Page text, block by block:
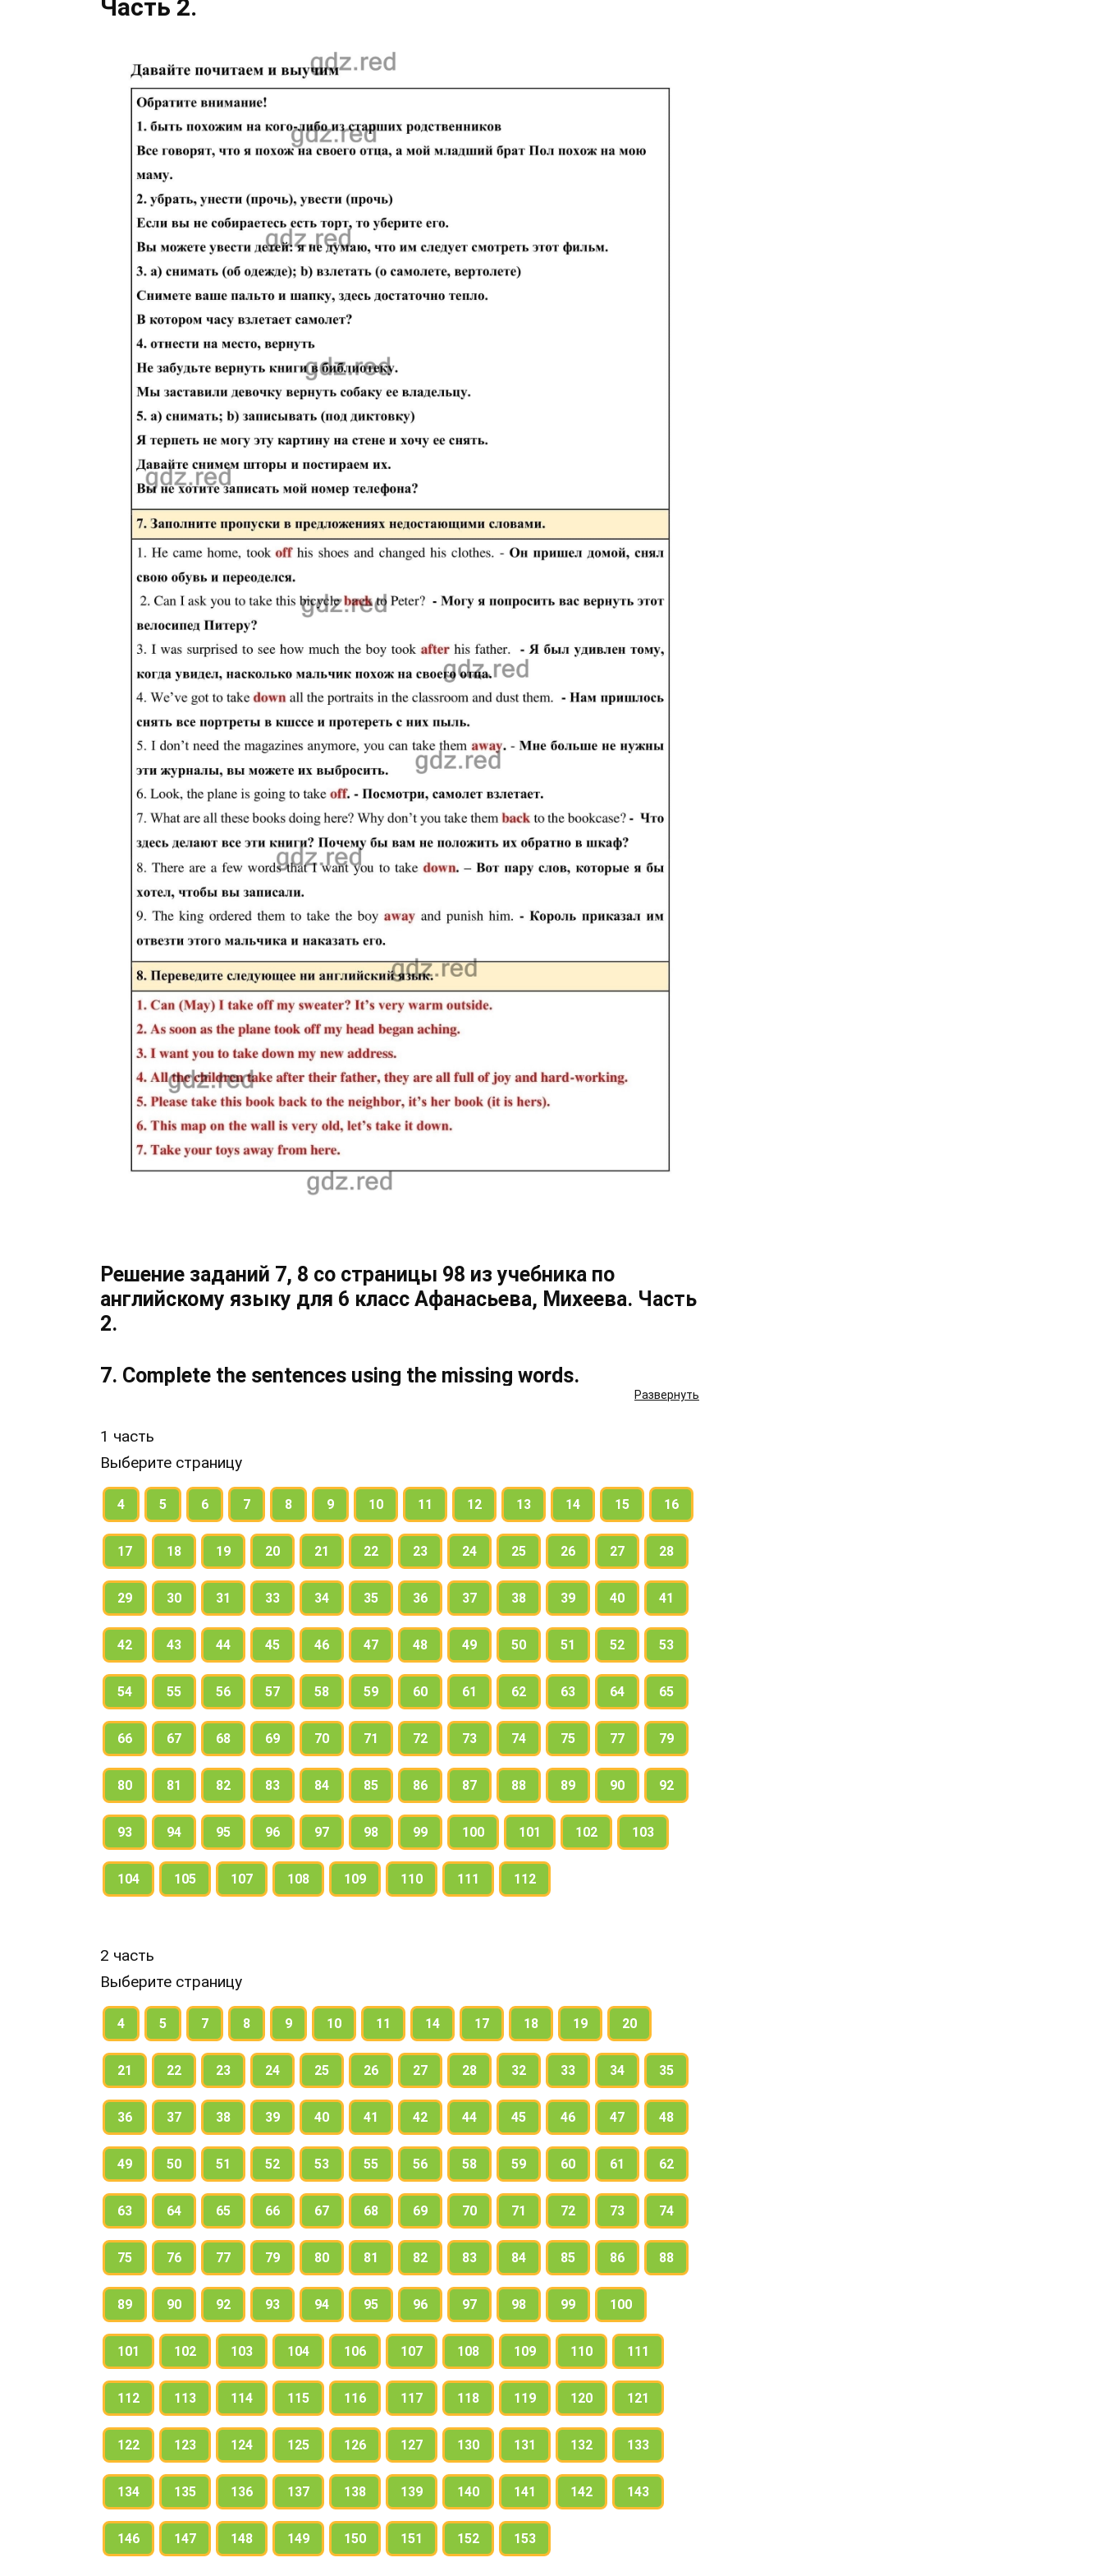
Часть 2.
Развернуть
Решение заданий 7, 8 со страницы 98 из учебника по
английскому языку для 6 класс Афанасьева, Михеева. Часть
2.
7. Complete the sentences using the missing words.
8. Express the same in English.
1 часть
Выберите страницу
4 5 6 7 8 9 10 11 12 13 14 15 16
17 18 19 20 21 22 23 24 25 26 27 28
29 30 31 33 34 35 36 37 38 39 40 41
42 43 44 45 46 47 48 49 50 51 52 53
54 55 56 57 58 59 60 61 62 63 64 65
66 67 68 69 70 71 72 73 74 75 77 79
80 81 82 83 84 85 86 87 88 89 90 92
93 94 95 96 97 98 99 100 101 102 103
104 105 107 108 109 110 111 112
2 часть
Выберите страницу
4 5 7 8 9 10 11 14 17 18 19 20
21 22 23 24 25 26 27 28 32 33 34 35
36 37 38 39 40 41 42 44 45 46 47 48
49 50 51 52 53 55 56 58 59 60 61 62
63 64 65 66 67 68 69 70 71 72 73 74
75 76 77 79 80 81 82 83 84 85 86 88
89 90 92 93 94 95 96 97 98 99 100
101 102 103 104 106 107 108 109 110 111
112 113 114 115 116 117 118 119 120 121
122 123 124 125 126 127 130 131 132 133
134 135 136 137 138 139 140 141 142 143
146 147 148 149 150 151 152 153